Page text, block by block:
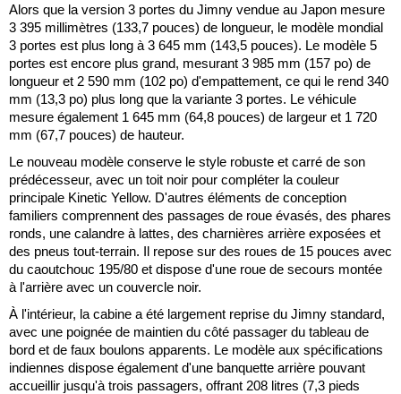
Alors que la version 3 portes du Jimny vendue au Japon mesure
3 395 millimètres (133,7 pouces) de longueur, le modèle mondial
3 portes est plus long à 3 645 mm (143,5 pouces). Le modèle 5
portes est encore plus grand, mesurant 3 985 mm (157 po) de
longueur et 2 590 mm (102 po) d'empattement, ce qui le rend 340
mm (13,3 po) plus long que la variante 3 portes. Le véhicule
mesure également 1 645 mm (64,8 pouces) de largeur et 1 720
mm (67,7 pouces) de hauteur.
Le nouveau modèle conserve le style robuste et carré de son
prédécesseur, avec un toit noir pour compléter la couleur
principale Kinetic Yellow. D'autres éléments de conception
familiers comprennent des passages de roue évasés, des phares
ronds, une calandre à lattes, des charnières arrière exposées et
des pneus tout-terrain. Il repose sur des roues de 15 pouces avec
du caoutchouc 195/80 et dispose d'une roue de secours montée
à l'arrière avec un couvercle noir.
À l'intérieur, la cabine a été largement reprise du Jimny standard,
avec une poignée de maintien du côté passager du tableau de
bord et de faux boulons apparents. Le modèle aux spécifications
indiennes dispose également d'une banquette arrière pouvant
accueillir jusqu'à trois passagers, offrant 208 litres (7,3 pieds